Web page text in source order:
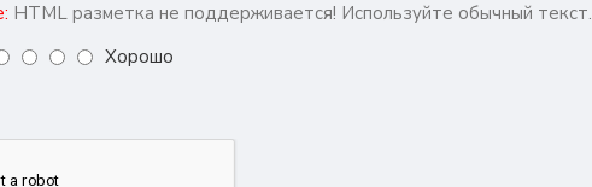
HTML разметка не поддерживается! Используйте обычный текст.
Хорошо